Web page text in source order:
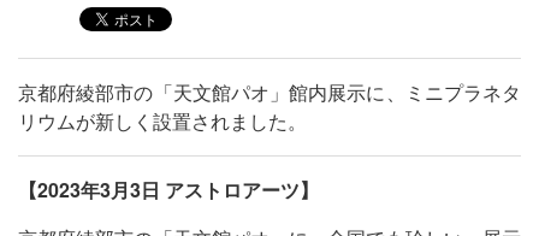
京都府綾部市の「天文館パオ」館内展示に、ミニプラネタ
リウムが新しく設置されました。
【2023年3月3日 アストロアーツ】